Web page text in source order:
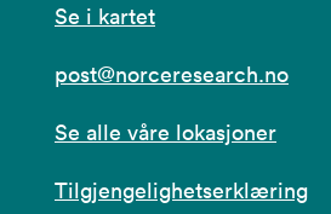
Se i kartet
post@norceresearch.no
Se alle våre lokasjoner
Tilgjengelighetserklæring